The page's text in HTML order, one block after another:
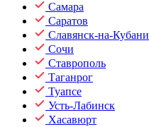
Самара
Саратов
Славянск-на-Кубани
Сочи
Ставрополь
Таганрог
Туапсе
Усть-Лабинск
Хасавюрт